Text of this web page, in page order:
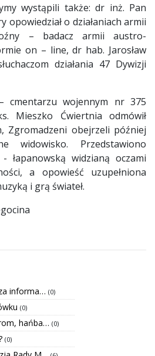
wystąpili także: dr inż. Pan
opowiedział o działaniach armii
– badacz armii austro-
on – line, dr hab. Jarosław
działania 47 Dywizji
cmentarzu wojennym nr 375
Mieszko Ćwiertnia odmówił
Zgromadzeni obejrzeli później
widowisko. Przedstawiono
łapanowską widzianą oczami
a opowieść uzupełniona
i grą świateł.
informa… (0)
(0)
hańba… (0)
(0)